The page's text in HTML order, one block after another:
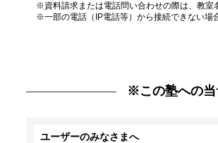
※資料請求または電話問い合わせの際は、教室
※一部の電話（IP電話等）から接続できない場
※この塾への当
ユーザーのみなさまへ